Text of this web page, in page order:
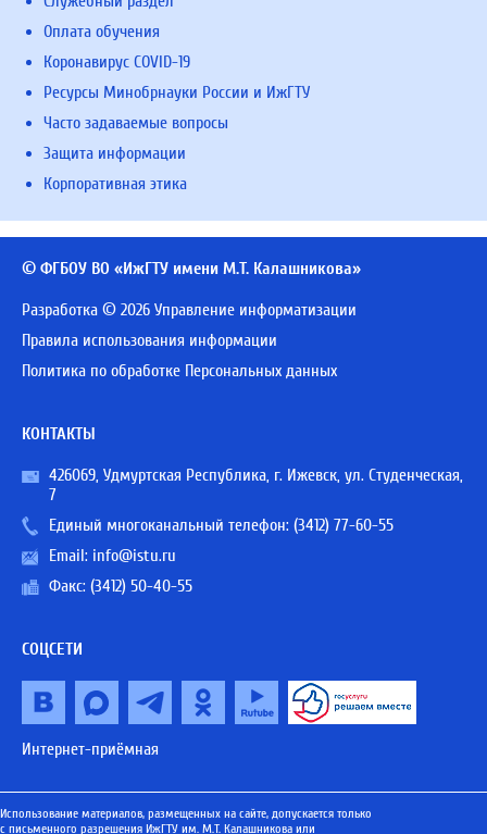
Оплата обучения
Коронавирус COVID-19
Ресурсы Минобрнауки России и ИжГТУ
Часто задаваемые вопросы
Защита информации
Корпоративная этика
© ФГБОУ ВО «ИжГТУ имени М.Т. Калашникова»
Разработка © 2026 Управление информатизации
Правила использования информации
Политика по обработке Персональных данных
КОНТАКТЫ
426069, Удмуртская Республика, г. Ижевск, ул. Студенческая,
7
Единый многоканальный телефон: (3412) 77-60-55
Email: info@istu.ru
Факс: (3412) 50-40-55
СОЦСЕТИ
Интернет-приёмная
Использование материалов, размещенных на сайте, допускается только
с письменного разрешения ИжГТУ им. М.Т. Калашникова или